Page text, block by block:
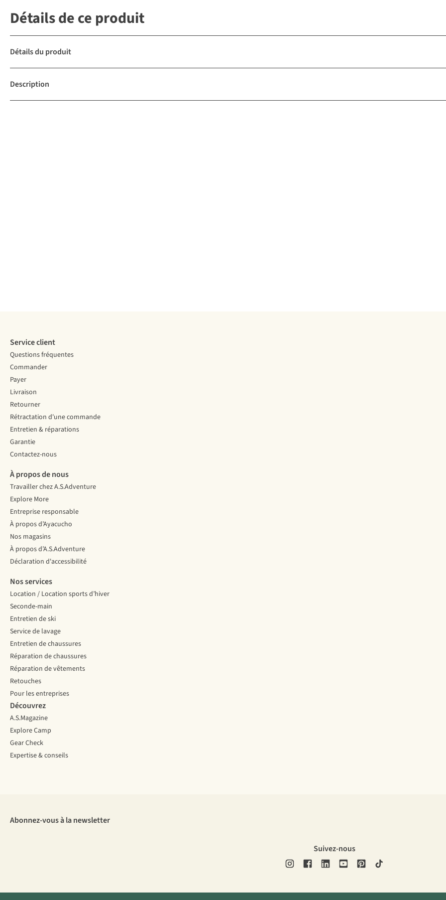
Détails de ce produit
Détails du produit
Description
Service client
Questions fréquentes
Commander
Payer
Livraison
Retourner
Rétractation d'une commande
Entretien & réparations
Garantie
Contactez-nous
À propos de nous
Travailler chez A.S.Adventure
Explore More
Entreprise responsable
À propos d’Ayacucho
Nos magasins
À propos d’A.S.Adventure
Déclaration d'accessibilité
Nos services
Location / Location sports d’hiver
Seconde-main
Entretien de ski
Service de lavage
Entretien de chaussures
Réparation de chaussures
Réparation de vêtements
Retouches
Pour les entreprises
Découvrez
A.S.Magazine
Explore Camp
Gear Check
Expertise & conseils
Abonnez-vous à la newsletter
Suivez-nous